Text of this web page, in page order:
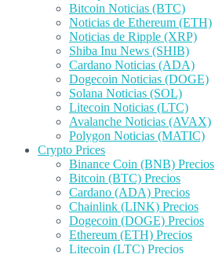
Bitcoin Noticias (BTC)
Noticias de Ethereum (ETH)
Noticias de Ripple (XRP)
Shiba Inu News (SHIB)
Cardano Noticias (ADA)
Dogecoin Noticias (DOGE)
Solana Noticias (SOL)
Litecoin Noticias (LTC)
Avalanche Noticias (AVAX)
Polygon Noticias (MATIC)
Crypto Prices
Binance Coin (BNB) Precios
Bitcoin (BTC) Precios
Cardano (ADA) Precios
Chainlink (LINK) Precios
Dogecoin (DOGE) Precios
Ethereum (ETH) Precios
Litecoin (LTC) Precios